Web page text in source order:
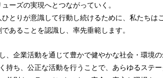
ーズの実現へとつながっていく。
とりが意識して行動し続けるために、私たちは
あることを認識し、率先垂範します。
、企業活動を通じて豊かで健やかな社会・環境の
持ち、公正な活動を行うことで、あらゆるステ